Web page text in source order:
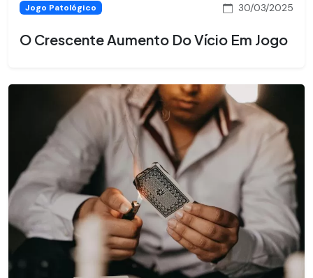
Jogo Patológico 30/03/2025
O Crescente Aumento Do Vício Em Jogo